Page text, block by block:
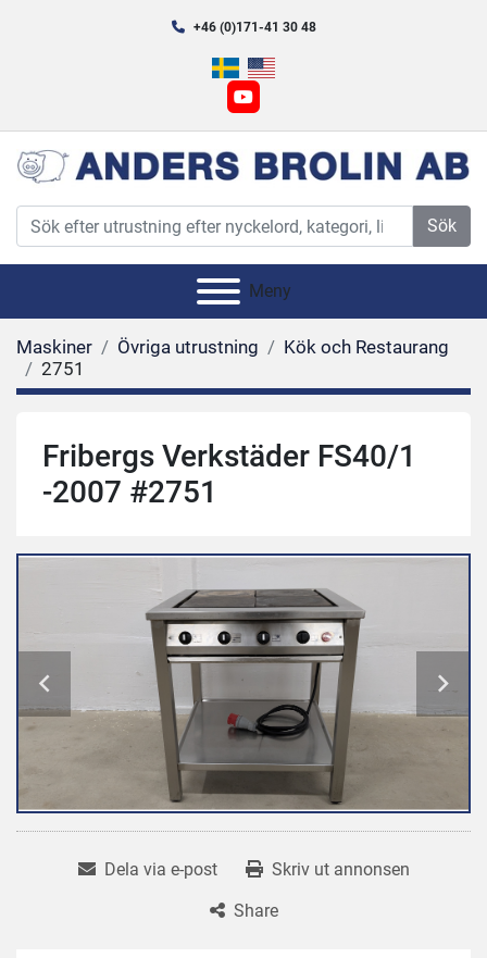
+46 (0)171-41 30 48
youtube
Sök
Meny
Maskiner Övriga utrustning
Kök och Restaurang
2751
Fribergs Verkstäder FS40/1
-2007 #2751
Dela via e-post
Skriv ut annonsen
Share